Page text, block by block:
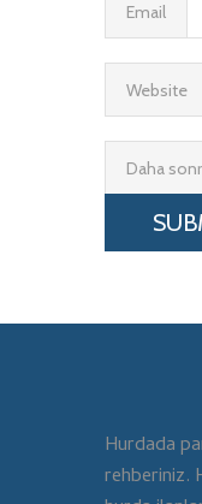
Email
Website
Daha
Hurdada
rehberiniz.